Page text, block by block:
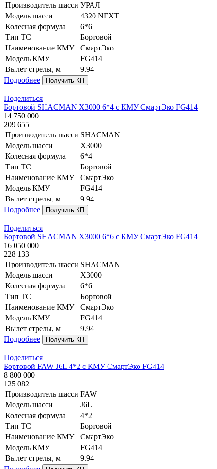
Производитель шасси УРАЛ
Модель шасси
4320 NEXT
Колесная формула
6*6
Тип ТС
Бортовой
Наименование КМУ
СмартЭко
Модель КМУ
FG414
Вылет стрелы, м
9.94
Подробнее
Получить КП
Поделиться
Бортовой SHACMAN X3000 6*4 с КМУ СмартЭко FG414
14 750 000
209 655
Производитель шасси SHACMAN
Модель шасси
X3000
Колесная формула
6*4
Тип ТС
Бортовой
Наименование КМУ
СмартЭко
Модель КМУ
FG414
Вылет стрелы, м
9.94
Подробнее
Получить КП
Поделиться
Бортовой SHACMAN X3000 6*6 с КМУ СмартЭко FG414
16 050 000
228 133
Производитель шасси SHACMAN
Модель шасси
X3000
Колесная формула
6*6
Тип ТС
Бортовой
Наименование КМУ
СмартЭко
Модель КМУ
FG414
Вылет стрелы, м
9.94
Подробнее
Получить КП
Поделиться
Бортовой FAW J6L 4*2 с КМУ СмартЭко FG414
8 800 000
125 082
Производитель шасси FAW
Модель шасси
J6L
Колесная формула
4*2
Тип ТС
Бортовой
Наименование КМУ
СмартЭко
Модель КМУ
FG414
Вылет стрелы, м
9.94